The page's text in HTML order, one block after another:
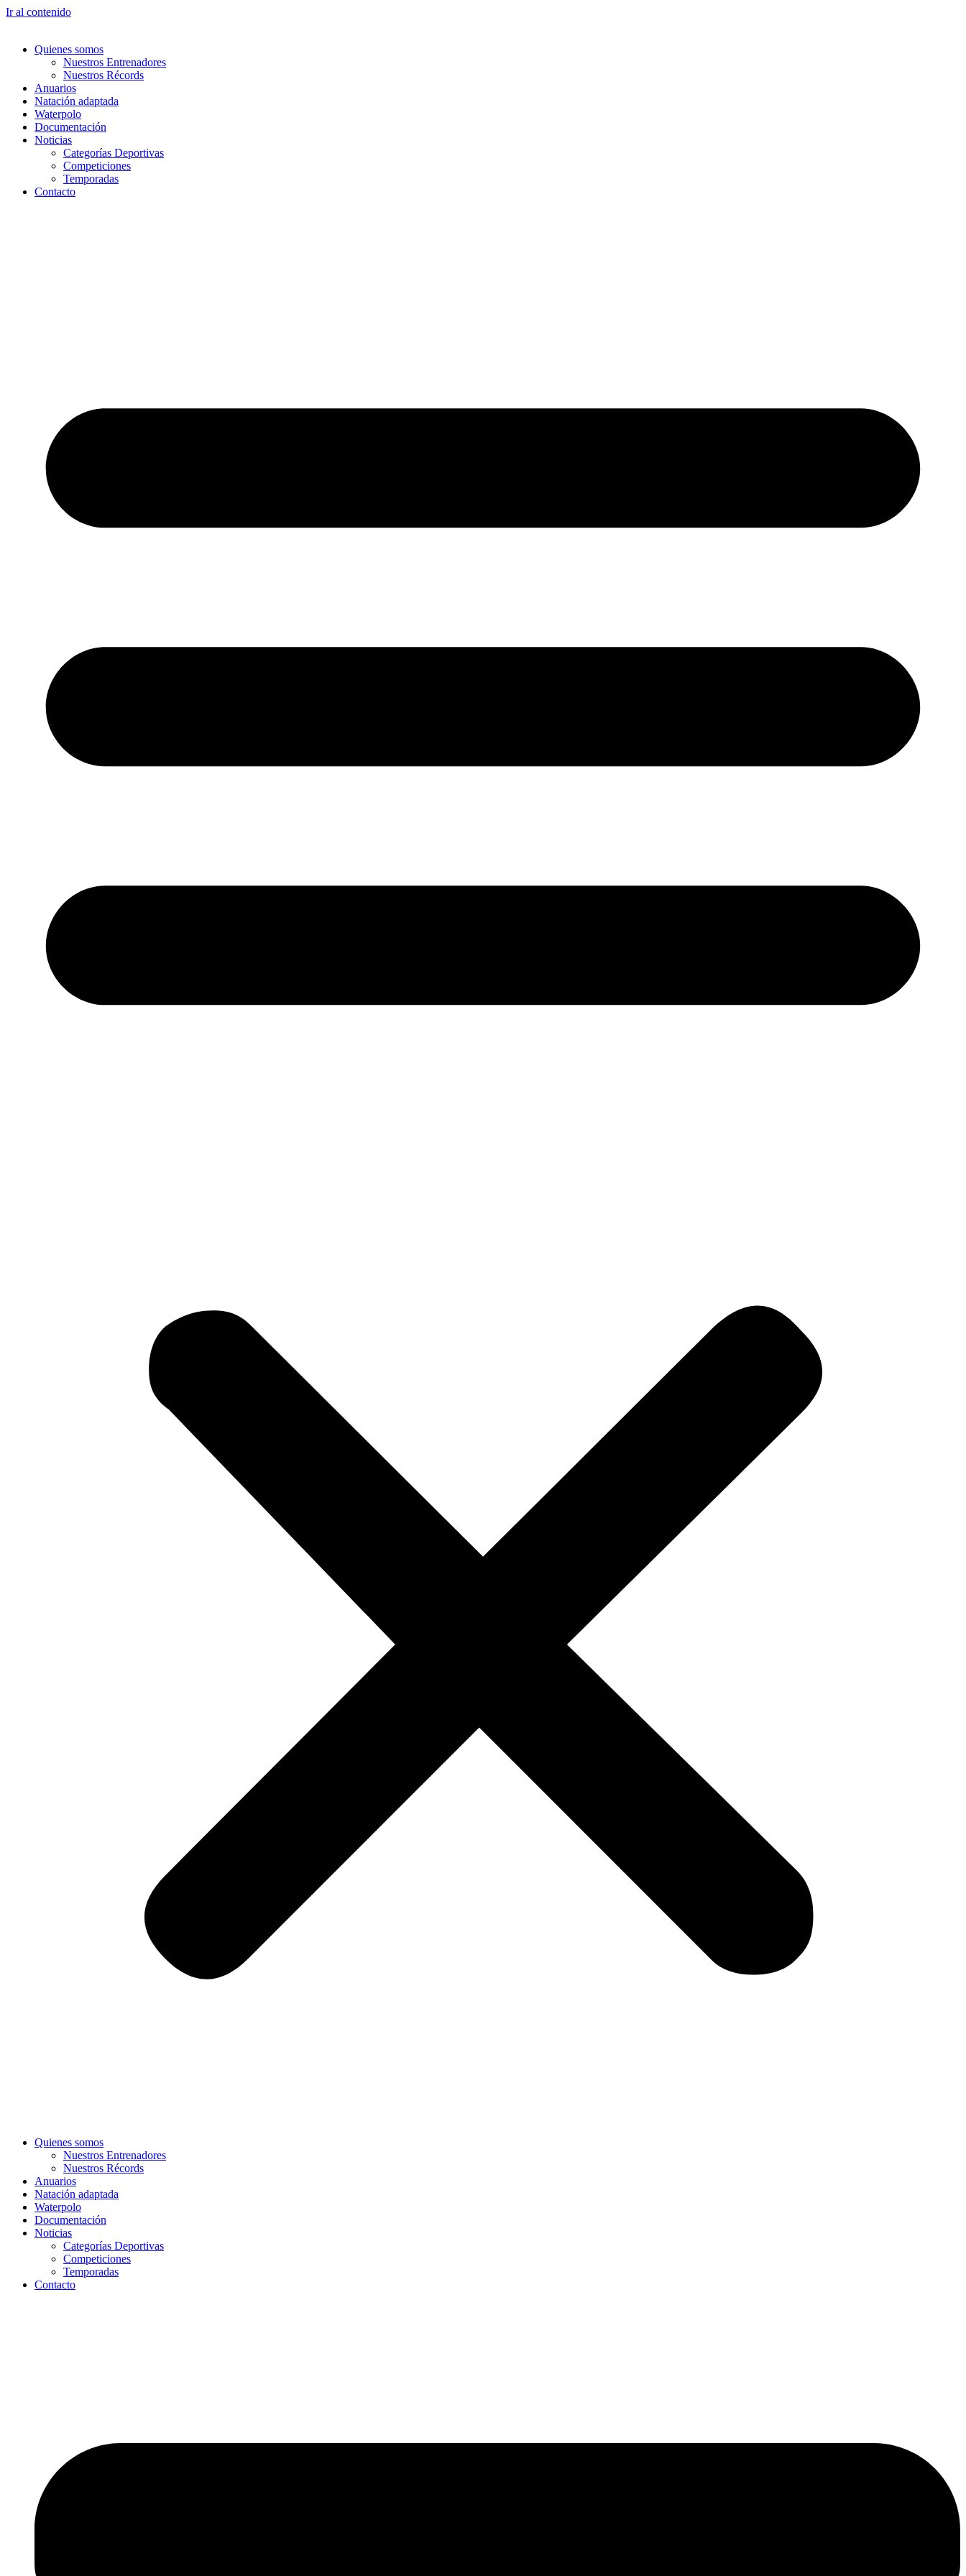
Ir al contenido
Quienes somos
Nuestros Entrenadores
Nuestros Récords
Anuarios
Natación adaptada
Waterpolo
Documentación
Noticias
Categorías Deportivas
Competiciones
Temporadas
Contacto
Quienes somos
Nuestros Entrenadores
Nuestros Récords
Anuarios
Natación adaptada
Waterpolo
Documentación
Noticias
Categorías Deportivas
Competiciones
Temporadas
Contacto